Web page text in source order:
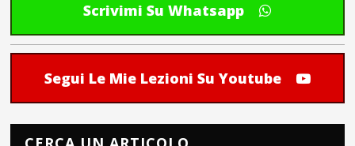
Scrivimi Su Whatsapp
Segui Le Mie Lezioni Su Youtube